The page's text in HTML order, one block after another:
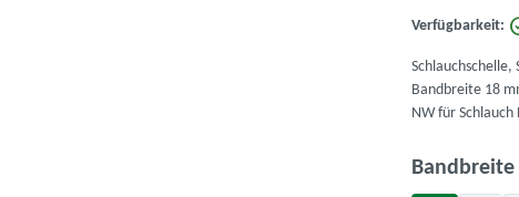
Verfügbarkeit:
Schlauchschelle,
Bandbreite 18
NW für Schlauch
Bandbreite